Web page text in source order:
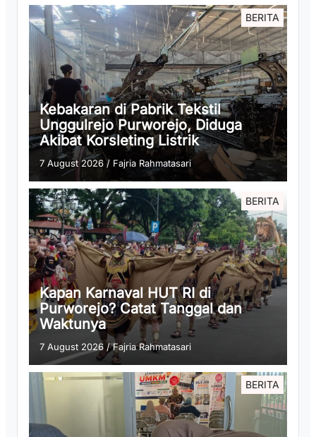
BERITA
Kebakaran di Pabrik Tekstil
Unggulrejo Purworejo, Diduga
Akibat Korsleting Listrik
7 August 2026/ Fajria Rahmatasari
BERITA
Kapan Karnaval HUT RI di
Purworejo? Catat Tanggal dan
Waktunya
7 August 2026 /Fajria Rahmatasari
BERITA